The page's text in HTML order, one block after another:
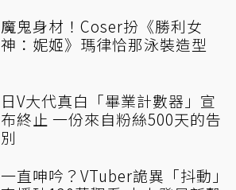
魔鬼身材！Coser扮《勝利女
神：妮姬》瑪律恰那泳裝造型
日V大代真白「畢業計數器」宣
布終止 一份來自粉絲500天的告
別
一直呻吟？VTuber詭異「抖動」